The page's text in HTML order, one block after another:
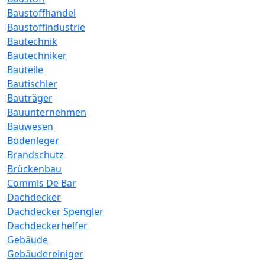
Baustoffhandel
Baustoffindustrie
Bautechnik
Bautechniker
Bauteile
Bautischler
Bauträger
Bauunternehmen
Bauwesen
Bodenleger
Brandschutz
Brückenbau
Commis De Bar
Dachdecker
Dachdecker Spengler
Dachdeckerhelfer
Gebäude
Gebäudereiniger